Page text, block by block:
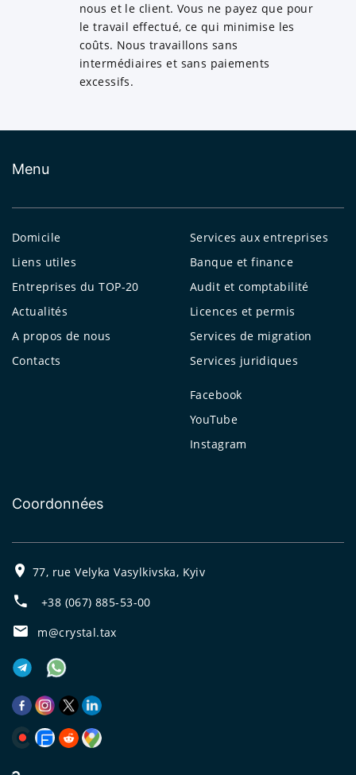
nous et le client. Vous ne payez que pour
le travail effectué, ce qui minimise les
coûts. Nous travaillons sans
intermédiaires et sans paiements
excessifs.
Menu
Domicile
Liens utiles
Entreprises du TOP-20
Actualités
A propos de nous
Contacts
Services aux entreprises
Banque et finance
Audit et comptabilité
Licences et permis
Services de migration
Services juridiques
Facebook
YouTube
Instagram
Coordonnées
77, rue Velyka Vasylkivska, Kyiv
+38 (067) 885-53-00
m@crystal.tax